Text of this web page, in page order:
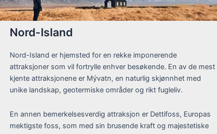
Nord-Island
Nord-Island er hjemsted for en rekke imponerende
attraksjoner som vil fortrylle enhver besøkende. En av de mest
kjente attraksjonene er Mývatn, en naturlig skjønnhet med
unike landskap, geotermiske områder og rikt fugleliv.
En annen bemerkelsesverdig attraksjon er Dettifoss, Europas
mektigste foss, som med sin brusende kraft og majestetiske